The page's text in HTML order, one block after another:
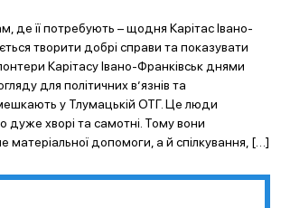
де її потребують – щодня Карітас Івано-
творити добрі справи та показувати
Карітасу Івано-Франківськ днями
для політичних в’язнів та
у Тлумацькій ОТГ. Це люди
дуже хворі та самотні. Тому вони
матеріальної допомоги, а й спілкування, […]